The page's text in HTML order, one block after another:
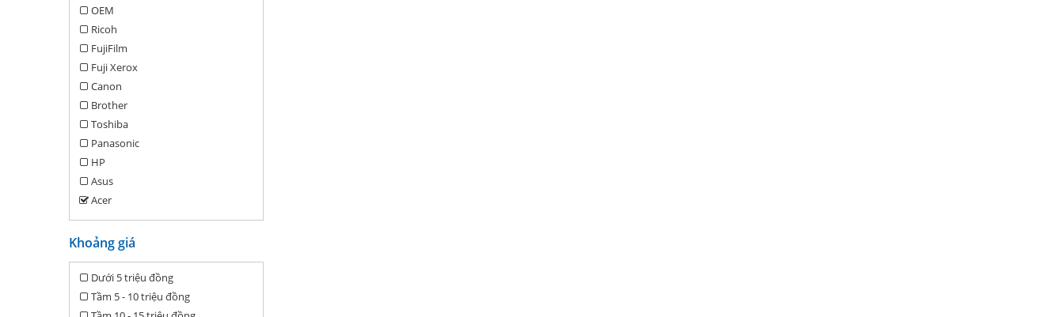
OEM
Ricoh
FujiFilm
Fuji Xerox
Canon
Brother
Toshiba
Panasonic
HP
Asus
Acer
Khoảng giá
Dưới 5 triệu đồng
Tầm 5 - 10 triệu đồng